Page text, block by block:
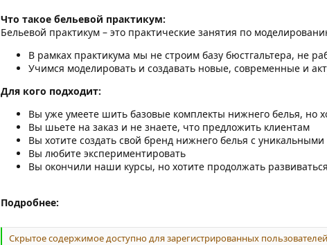
Что такое бельевой практикум:
Бельевой практикум – это практические занятия по
В рамках практикума мы не строим базу бюстгальтера, не
Учимся моделировать и создавать новые, современные и
Для кого подходит:
Вы уже умеете шить базовые комплекты нижнего белья, но
Вы шьете на заказ и не знаете, что предложить клиентам
Вы хотите создать свой бренд нижнего белья с
Вы любите экспериментировать
Вы окончили наши курсы, но хотите продолжать
Подробнее:
Скрытое содержимое доступно для зарегистрированных